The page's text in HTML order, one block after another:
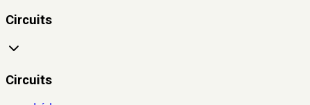
Circuits
Circuits